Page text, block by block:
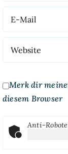
Merk dir
diesem Browser
Anti-